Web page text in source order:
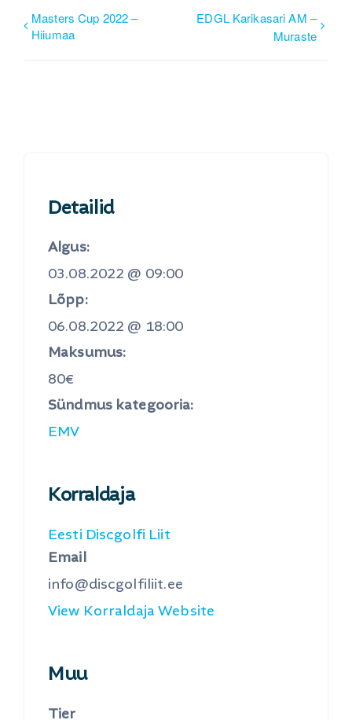
Masters Cup 2022 –
Hiiumaa
EDGL Karikasari AM –
Muraste
Detailid
Algus:
03.08.2022 @ 09:00
Lõpp:
06.08.2022 @ 18:00
Maksumus:
80€
Sündmus kategooria:
EMV
Korraldaja
Eesti Discgolfi Liit
Email
info@discgolfiliit.ee
View Korraldaja Website
Muu
Tier